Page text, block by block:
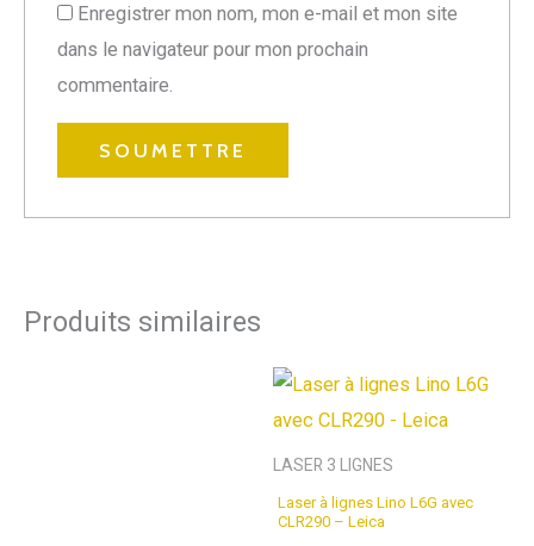
Enregistrer mon nom, mon e-mail et mon site
dans le navigateur pour mon prochain
commentaire.
Produits similaires
LASER 3 LIGNES
Laser à lignes Lino L6G avec
CLR290 – Leica